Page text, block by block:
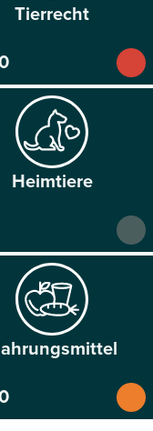
Tier­recht
Heim­tiere